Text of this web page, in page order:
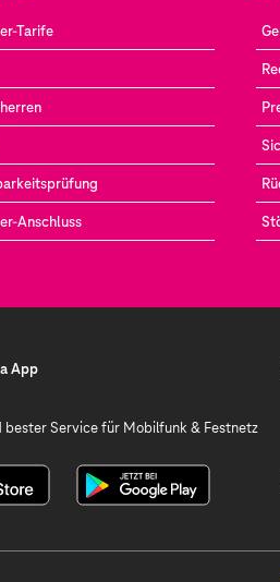
Tarife
Anschluss
App
bester Service für Mobilfunk & Festnetz